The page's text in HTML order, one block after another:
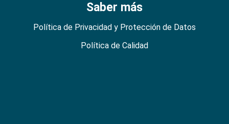
Saber más
Política de Privacidad y Protección de Datos
Política de Calidad